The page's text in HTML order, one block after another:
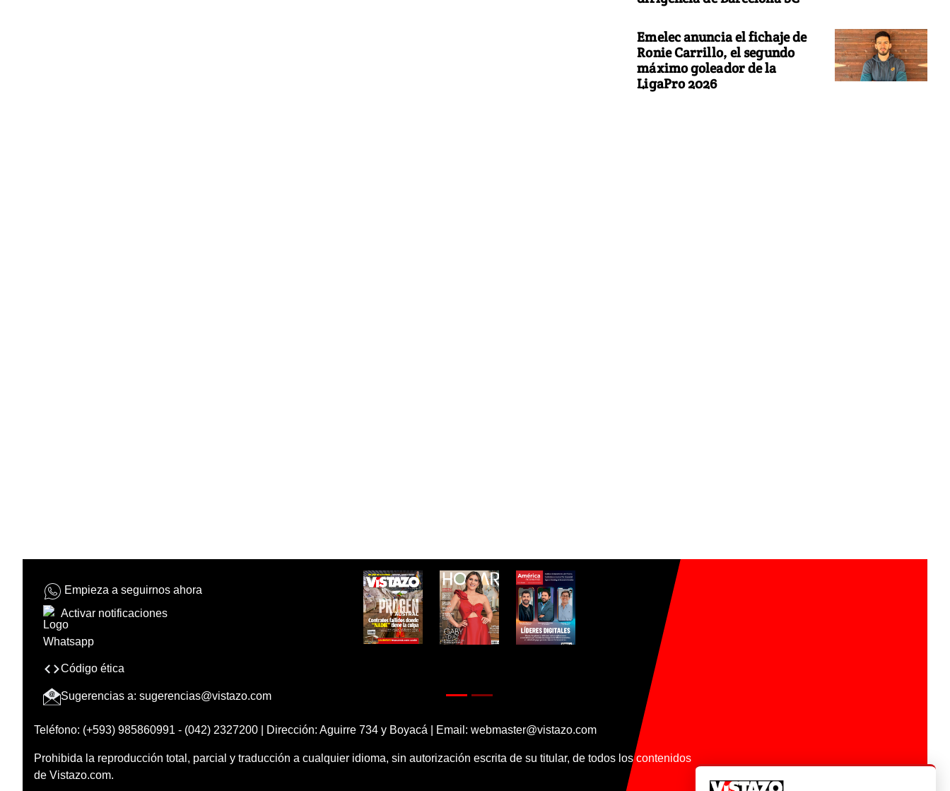
Emelec anuncia el fichaje de
Ronie Carrillo, el segundo
máximo goleador de la
LigaPro 2026
Empieza a seguirnos ahora
Activar notificaciones
Código ética
Sugerencias a: sugerencias@vistazo.com
Teléfono: (+593) 985860991 - (042) 2327200 | Dirección: Aguirre 734 y Boyacá | Email: webmaster@vistazo.com
Prohibida la reproducción total, parcial y traducción a cualquier idioma, sin autorización escrita de su titular, de todos los contenidos
de Vistazo.com.